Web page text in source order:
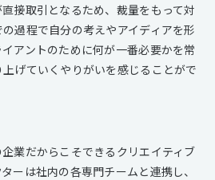
接取引となるため、裁量をもって対
過程で自分の考えやアイディアを形
アントのために何が一番必要かを常
げていくやりがいを感じることがで
業だからこそできるクリエイティブ
ーは社内の各専門チームと連携し、